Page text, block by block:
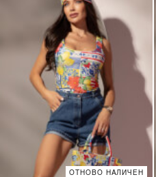
ОТНОВО НАЛИЧЕН